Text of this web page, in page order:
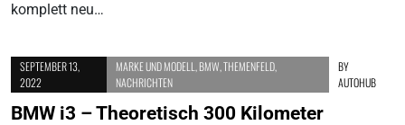
komplett neu…
SEPTEMBER 13,
2022
MARKE UND MODELL BMW THEMENFELD,
NACHRICHTEN
BY
AUTOHUB
BMW i3 – Theoretisch 300 Kilometer